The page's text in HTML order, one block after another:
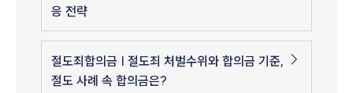
응 전략
절도죄합의금 | 절도죄 처벌수위와 합의금 기준,
절도 사례 속 합의금은?